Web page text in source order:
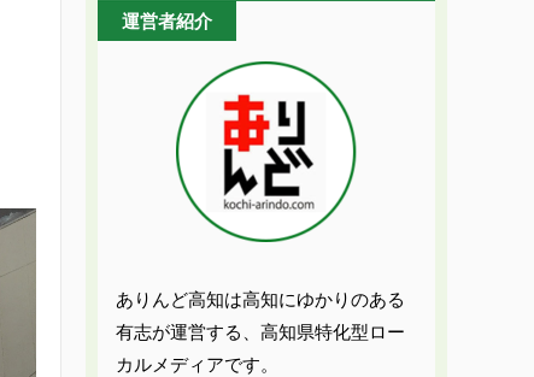
運営者紹介
ありんど高知は高知にゆかりのある
有志が運営する、高知県特化型ロー
カルメディアです。